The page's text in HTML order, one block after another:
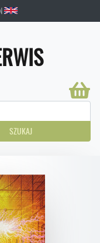
SZUKAJ